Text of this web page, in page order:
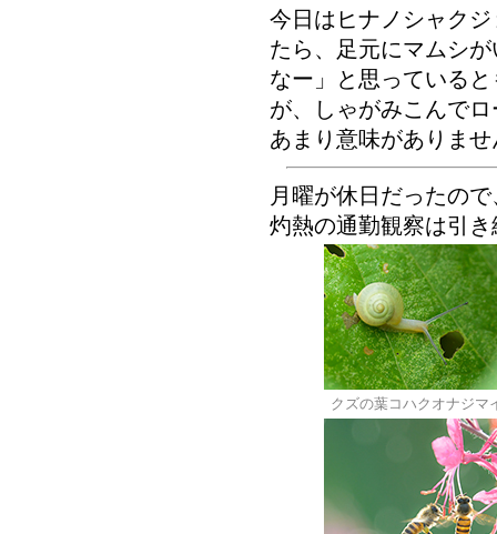
今日はヒナノシャク
たら、足元にマムシ
なー」と思っている
が、しゃがみこんで
あまり意味がありま
月曜が休日だったの
灼熱の通勤観察は引
クズの葉コハクオナジマ